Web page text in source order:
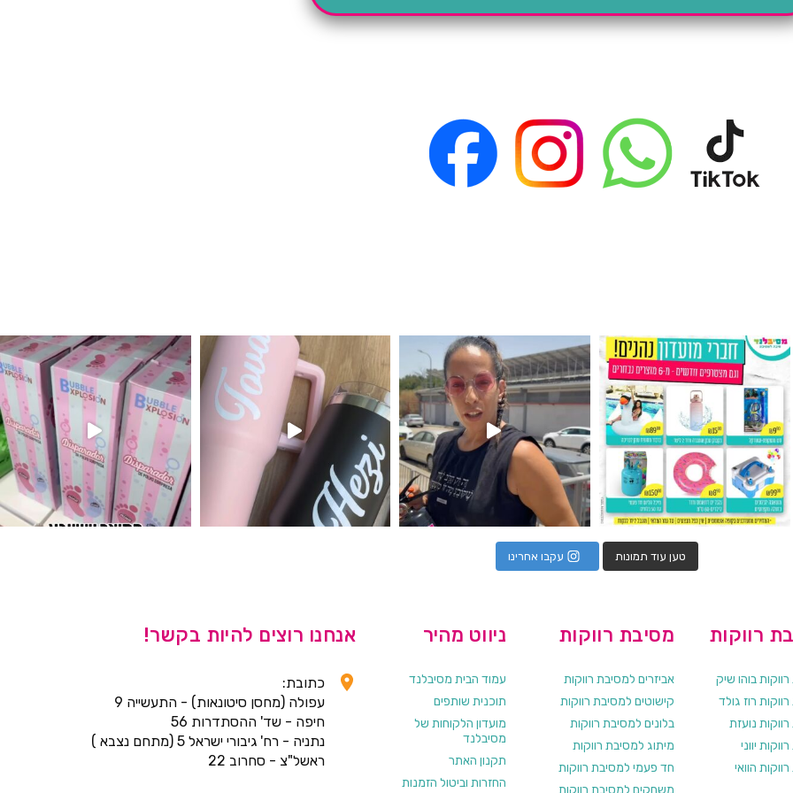
מין העובר רק במסיבלנד !! קיים
כוס נירוסטה ענקית שכול אחד צריך! קיימת באתר ובסניהמוצר הכי מבוקש שלנו מטף לגילוי מין העובר חזר למלא
טען עוד תמונות עקבו אחרינו
אנחנו רוצים להיות בקשר!
כתובת:
עפולה (מחסן סיטונאות) - התעשייה 9
חיפה - שד' ההסתדרות 56
נתניה - רח' גיבורי ישראל 5 (מתחם נצבא )
ראשל"צ - סחרוב 22
ניווט מהיר
עמוד הבית מסיבלנד
תוכנית שותפים
מועדון הלקוחות של
מסיבלנד
תקנון האתר
החזרות וביטול הזמנות
מסיבת רווקות
אביזרים למסיבת רווקות
קישוטים למסיבת רווקות
בלונים למסיבת רווקות
מיתוג למסיבת רווקות
חד פעמי למסיבת רווקות
רווקות
בוהו שיק
רוז גולד
נועזת
יווני
הוואי